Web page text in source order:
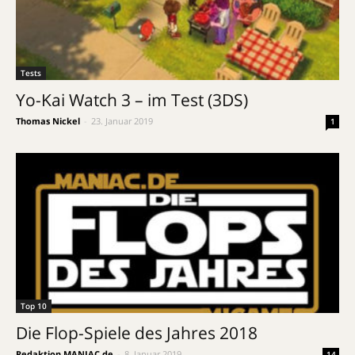
Tests
Yo-Kai Watch 3 – im Test (3DS)
Thomas Nickel 23. Januar 2019 1
Top 10
Die Flop-Spiele des Jahres 2018